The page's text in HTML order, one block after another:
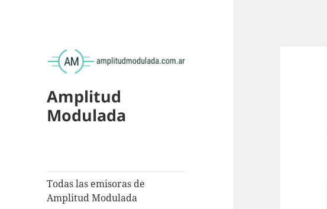
Amplitud
Modulada
Todas las emisoras de
Amplitud Modulada